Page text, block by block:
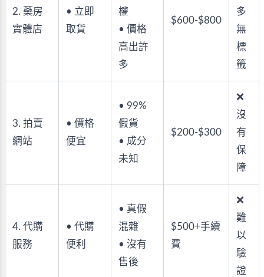
2. 藥房
實體店
• 立即
取貨
權
• 價格
高出許
多
$600-$800
多
無
標
籤
3. 拍賣
網站
• 價格
便宜
• 99%
假貨
• 成分
未知
$200-$300
❌
沒
有
保
障
4. 代購
服務
• 代購
便利
• 真假
混雜
• 沒有
售後
$500+手續
費
❌
難
以
驗
證